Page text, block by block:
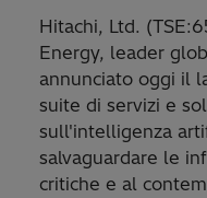
Hitachi, Ltd.
Energy, leader
annunciato oggi il
suite di servizi e
sull'intelligenza
salvaguardare le
critiche e al